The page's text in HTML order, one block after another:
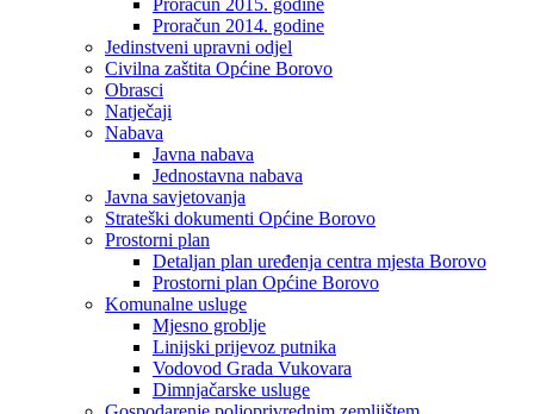
Proračun 2015. godine
Proračun 2014. godine
Jedinstveni upravni odjel
Civilna zaštita Općine Borovo
Obrasci
Natječaji
Nabava
Javna nabava
Jednostavna nabava
Javna savjetovanja
Strateški dokumenti Općine Borovo
Prostorni plan
Detaljan plan uređenja centra mjesta Borovo
Prostorni plan Općine Borovo
Komunalne usluge
Mjesno groblje
Linijski prijevoz putnika
Vodovod Grada Vukovara
Dimnjačarske usluge